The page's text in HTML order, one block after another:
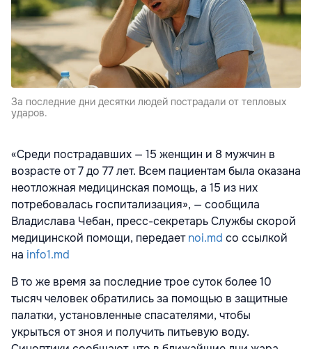
За последние дни десятки людей пострадали от тепловых
ударов.
«Среди пострадавших — 15 женщин и 8 мужчин в
возрасте от 7 до 77 лет. Всем пациентам была оказана
неотложная медицинская помощь, а 15 из них
потребовалась госпитализация», — сообщила
Владислава Чебан, пресс-секретарь Службы скорой
медицинской помощи, передаетnoi.md со ссылкой
на info1.md
В то же время за последние трое суток более 10
тысяч человек обратились за помощью в защитные
палатки, установленные спасателями, чтобы
укрыться от зноя и получить питьевую воду.